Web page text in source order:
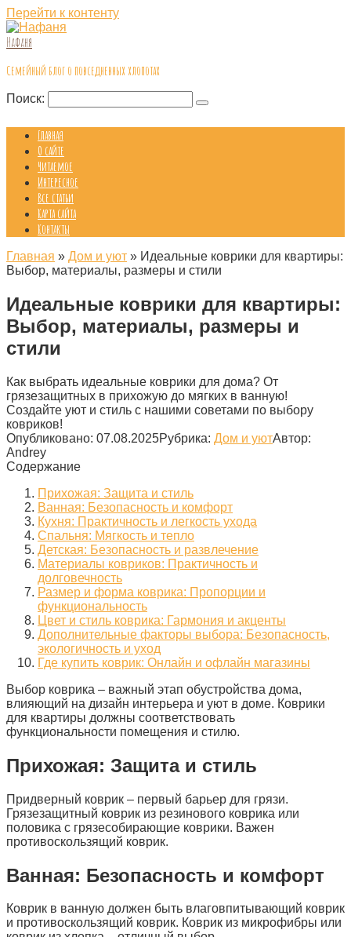
Перейти к контенту
Нафаня
Семейный блог о повседневных хлопотах
Поиск:
Главная
О сайте
Читаемое
Интересное
Все статьи
Карта сайта
Контакты
Главная » Дом и уют » Идеальные коврики для квартиры:
Выбор, материалы, размеры и стили
Идеальные коврики для квартиры:
Выбор, материалы, размеры и
стили
Как выбрать идеальные коврики для дома? От
грязезащитных в прихожую до мягких в ванную!
Создайте уют и стиль с нашими советами по выбору
ковриков!
Опубликовано: 07.08.2025Рубрика: Дом и уютАвтор:
Andrey
Содержание
Прихожая: Защита и стиль
Ванная: Безопасность и комфорт
Кухня: Практичность и легкость ухода
Спальня: Мягкость и тепло
Детская: Безопасность и развлечение
Материалы ковриков: Практичность и
долговечность
Размер и форма коврика: Пропорции и
функциональность
Цвет и стиль коврика: Гармония и акценты
Дополнительные факторы выбора: Безопасность,
экологичность и уход
Где купить коврик: Онлайн и офлайн магазины
Выбор коврика – важный этап обустройства дома,
влияющий на дизайн интерьера и уют в доме. Коврики
для квартиры должны соответствовать
функциональности помещения и стилю.
Прихожая: Защита и стиль
Придверный коврик – первый барьер для грязи.
Грязезащитный коврик из резинового коврика или
половика с грязесобирающие коврики. Важен
противоскользящий коврик.
Ванная: Безопасность и комфорт
Коврик в ванную должен быть влаговпитывающий коврик
и противоскользящий коврик. Коврик из микрофибры или